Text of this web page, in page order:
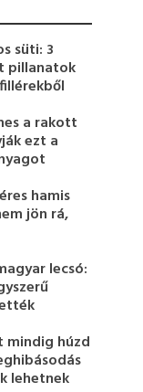
süti: 3
pillanatok
a rakott
ezt a
hamis
jön rá,
lecsó:
mindig húzd
lehetnek